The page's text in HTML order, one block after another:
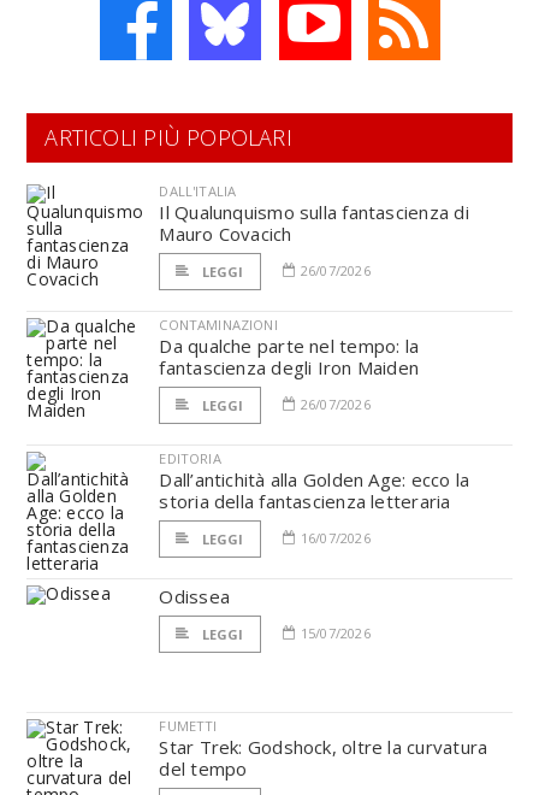
ARTICOLI PIÙ POPOLARI
DALL'ITALIA
Il Qualunquismo sulla fantascienza di
Mauro Covacich
LEGGI 26/07/2026
CONTAMINAZIONI
Da qualche parte nel tempo: la
fantascienza degli Iron Maiden
LEGGI 26/07/2026
EDITORIA
Dall’antichità alla Golden Age: ecco la
storia della fantascienza letteraria
LEGGI 16/07/2026
Odissea
LEGGI 15/07/2026
FUMETTI
Star Trek: Godshock, oltre la curvatura
del tempo